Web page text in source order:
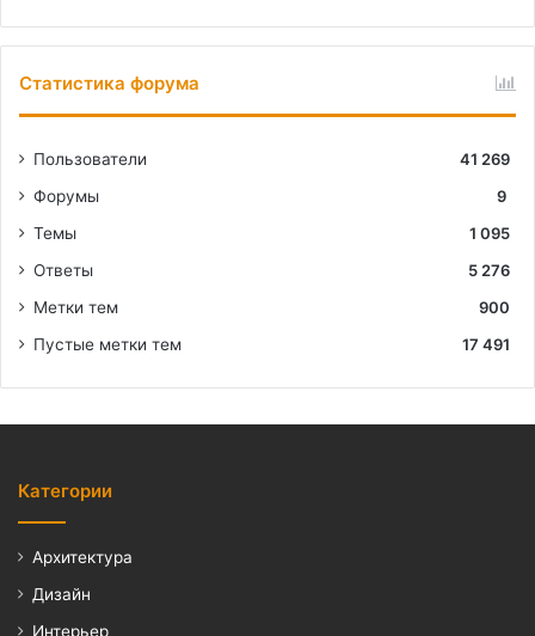
Статистика форума
Пользователи
41 269
Форумы
9
Темы
1 095
Ответы
5 276
Метки тем
900
Пустые метки тем
17 491
Категории
Архитектура
Дизайн
Интерьер